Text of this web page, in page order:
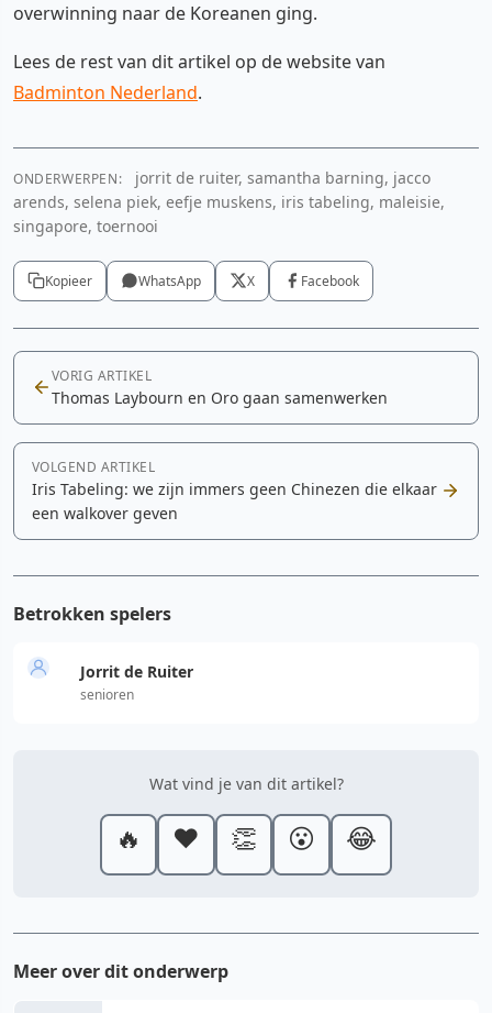
overwinning naar de Koreanen ging.
Lees de rest van dit artikel op de website van
Badminton Nederland.
ONDERWERPEN:
jorrit de ruiter, samantha barning, jacco
arends, selena piek, eefje muskens, iris tabeling, maleisie,
singapore, toernooi
Kopieer WhatsApp X Facebook
VORIG ARTIKEL
Thomas Laybourn en Oro gaan samenwerken
VOLGEND ARTIKEL
Iris Tabeling: we zijn immers geen Chinezen die elkaar
een walkover geven
Betrokken spelers
Jorrit de Ruiter
senioren
Wat vind je van dit artikel?
🔥 ❤️ 👏 😮 😂
Meer over dit onderwerp